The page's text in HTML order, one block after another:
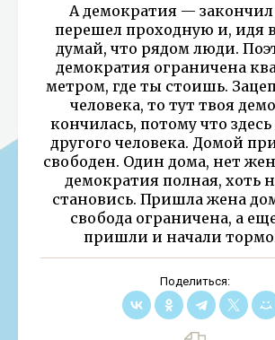
А демократия — закончил
перешел проходную и, идя
думай, что рядом люди.
демократия ограничена
метром, где ты стоишь.
человека, то тут твоя
кончилась, потому что
другого человека. Домой
свободен. Один дома, нет
демократия полная, хоть
становись. Пришла жена
свобода ограничена, а
пришли и начали
Поделиться: